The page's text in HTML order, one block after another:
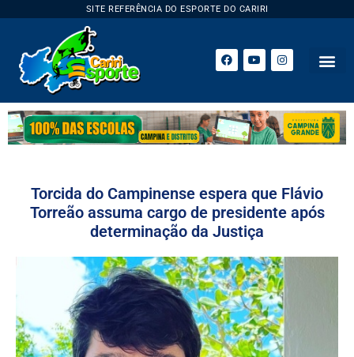
SITE REFERÊNCIA DO ESPORTE DO CARIRI
Torcida do Campinense espera que Flávio
Torreão assuma cargo de presidente após
determinação da Justiça